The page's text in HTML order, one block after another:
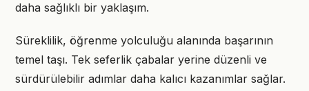
daha sağlıklı bir yaklaşım.
Süreklilik, öğrenme yolculuğu alanında başarının
temel taşı. Tek seferlik çabalar yerine düzenli ve
sürdürülebilir adımlar daha kalıcı kazanımlar sağlar.